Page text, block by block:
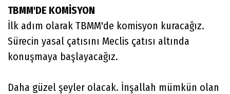
TBMM'DE KOMİSYON
İlk adım olarak TBMM'de komisyon kuracağız.
Sürecin yasal çatısını Meclis çatısı altında
konuşmaya başlayacağız.
Daha güzel şeyler olacak. İnşallah mümkün olan